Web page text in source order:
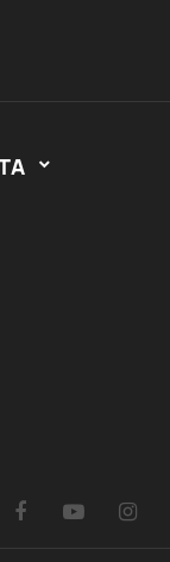

Facebook